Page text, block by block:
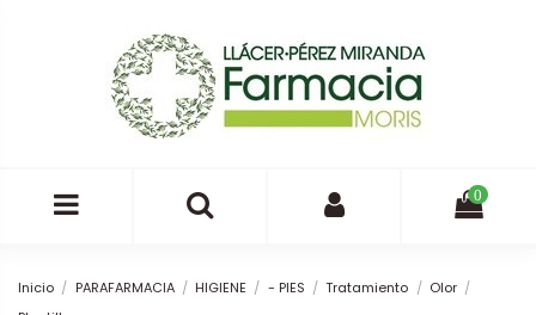
0
Inicio PARAFARMACIA HIGIENE - PIES Tratamiento
Olor